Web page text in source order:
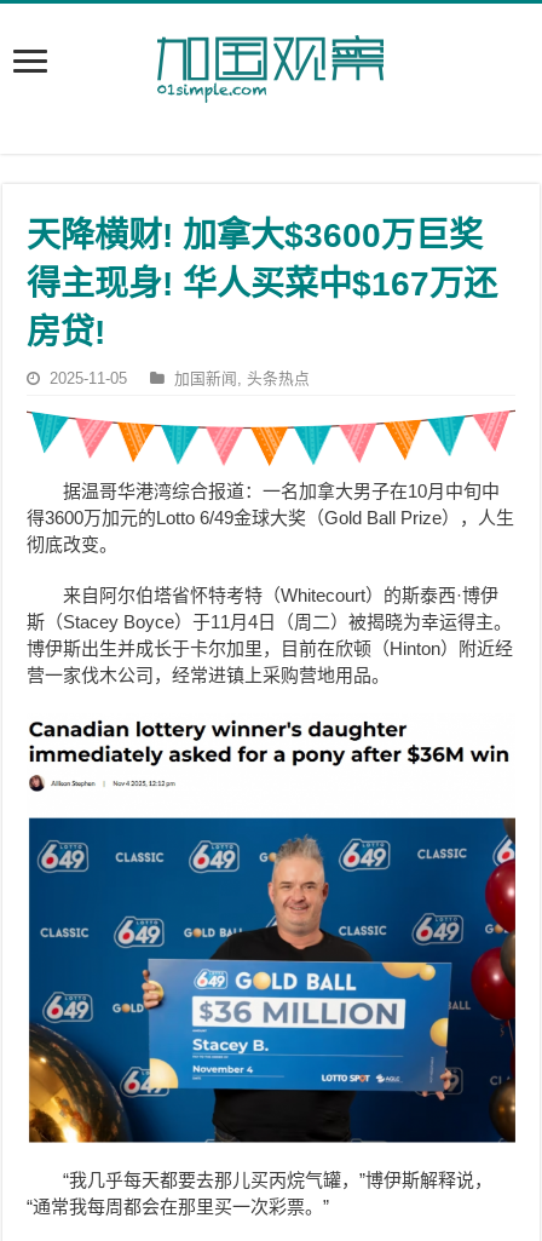
天降横财! 加拿大$3600万巨奖
得主现身! 华人买菜中$167万还
房贷!
2025-11-05 加国新闻 ,头条热点
据温哥华港湾综合报道：一名加拿大男子在10月中旬中
得3600万加元的Lotto 6/49金球大奖（Gold Ball Prize），人生
彻底改变。
来自阿尔伯塔省怀特考特（Whitecourt）的斯泰西·博伊
斯（Stacey Boyce）于11月4日（周二）被揭晓为幸运得主。
博伊斯出生并成长于卡尔加里，目前在欣顿（Hinton）附近经
营一家伐木公司，经常进镇上采购营地用品。
“我几乎每天都要去那儿买丙烷气罐，”博伊斯解释说，
“通常我每周都会在那里买一次彩票。”